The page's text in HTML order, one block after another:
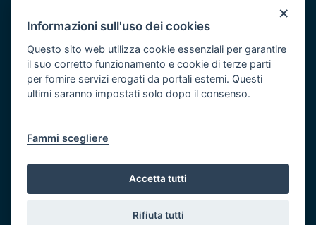
Protezione civile
Vai al sito di Protezione Civile Puglia
Iniziativa finanziata con risorse del POR Puglia 2014/2020 -
Asse XI
Note legali
Cookie e privacy
Amministrazione trasparente
Atti di notifica
Feed RSS
Servizi intranet
×
Informazioni sull'uso dei cookies
Questo sito web utilizza cookie essenziali per garantire
il suo corretto funzionamento e cookie di terze parti
per fornire servizi erogati da portali esterni. Questi
ultimi saranno impostati solo dopo il consenso.
Fammi scegliere
Accetta tutti
Rifiuta tutti